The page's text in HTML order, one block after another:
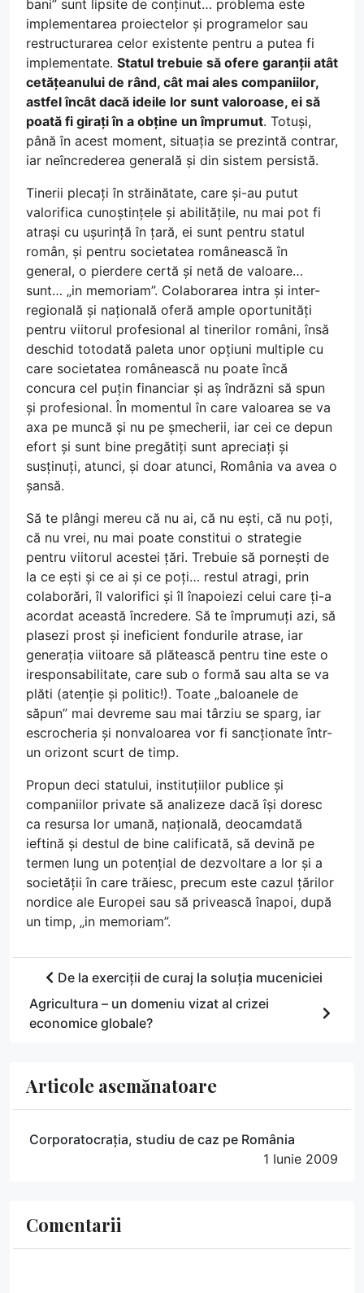
bani” sunt lipsite de conținut… problema este
implementarea proiectelor și programelor sau
restructurarea celor existente pentru a putea fi
implementate. Statul trebuie să ofere garanții atât
cetățeanului de rând, cât mai ales companiilor,
astfel încât dacă ideile lor sunt valoroase, ei să
poată fi girați în a obține un împrumut. Totuși,
până în acest moment, situația se prezintă contrar,
iar neîncrederea generală și din sistem persistă.
Tinerii plecați în străinătate, care și-au putut
valorifica cunoștințele și abilitățile, nu mai pot fi
atrași cu ușurință în țară, ei sunt pentru statul
român, și pentru societatea românească în
general, o pierdere certă și netă de valoare…
sunt… „in memoriam”. Colaborarea intra și inter-
regională și națională oferă ample oportunități
pentru viitorul profesional al tinerilor români, însă
deschid totodată paleta unor opțiuni multiple cu
care societatea românească nu poate încă
concura cel puțin financiar și aș îndrăzni să spun
și profesional. În momentul în care valoarea se va
axa pe muncă și nu pe șmecherii, iar cei ce depun
efort și sunt bine pregătiți sunt apreciați și
susținuți, atunci, și doar atunci, România va avea o
șansă.
Să te plângi mereu că nu ai, că nu ești, că nu poți,
că nu vrei, nu mai poate constitui o strategie
pentru viitorul acestei țări. Trebuie să pornești de
la ce ești și ce ai și ce poți… restul atragi, prin
colaborări, îl valorifici și îl înapoiezi celui care ți-a
acordat această încredere. Să te împrumuți azi, să
plasezi prost și ineficient fondurile atrase, iar
generația viitoare să plătească pentru tine este o
iresponsabilitate, care sub o formă sau alta se va
plăti (atenție și politic!). Toate „baloanele de
săpun” mai devreme sau mai târziu se sparg, iar
escrocheria și nonvaloarea vor fi sancționate într-
un orizont scurt de timp.
Propun deci statului, instituțiilor publice și
companiilor private să analizeze dacă își doresc
ca resursa lor umană, națională, deocamdată
ieftină și destul de bine calificată, să devină pe
termen lung un potențial de dezvoltare a lor și a
societății în care trăiesc, precum este cazul țărilor
nordice ale Europei sau să privească înapoi, după
un timp, „in memoriam”.
De la exerciții de curaj la soluția muceniciei
Agricultura – un domeniu vizat al crizei
economice globale?
Articole asemănatoare
Corporatocrația, studiu de caz pe România
1 Iunie 2009
Comentarii